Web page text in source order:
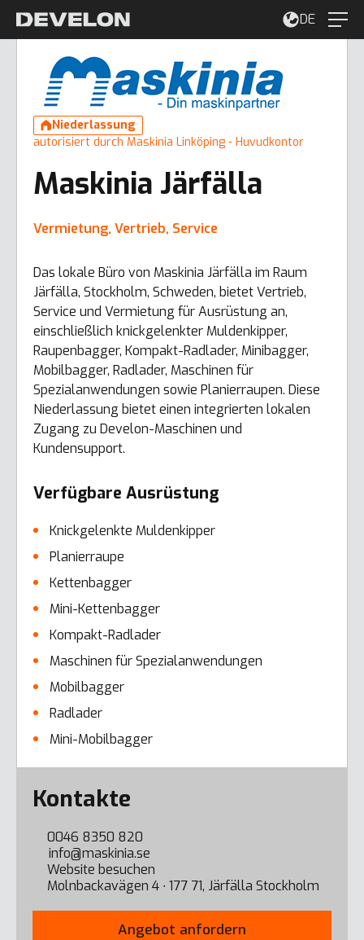
DE
Niederlassung
autorisiert durch Maskinia Linköping - Huvudkontor
Maskinia Järfälla
Vermietung, Vertrieb, Service
Das lokale Büro von Maskinia Järfälla im Raum
Järfälla, Stockholm, Schweden, bietet Vertrieb,
Service und Vermietung für Ausrüstung an,
einschließlich knickgelenkter Muldenkipper,
Raupenbagger, Kompakt-Radlader, Minibagger,
Mobilbagger, Radlader, Maschinen für
Spezialanwendungen sowie Planierraupen. Diese
Niederlassung bietet einen integrierten lokalen
Zugang zu Develon-Maschinen und
Kundensupport.
Verfügbare Ausrüstung
Knickgelenkte Muldenkipper
Planierraupe
Kettenbagger
Mini-Kettenbagger
Kompakt-Radlader
Maschinen für Spezialanwendungen
Mobilbagger
Radlader
Mini-Mobilbagger
Error here
Kontakte
0046 8350 820
info@maskinia.se
Website besuchen
Molnbackavägen 4 ∙ 177 71, Järfälla Stockholm
Angebot anfordern